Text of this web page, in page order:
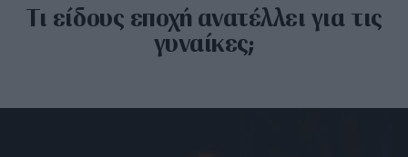
Τι είδους εποχή ανατέλλει για τις
γυναίκες;